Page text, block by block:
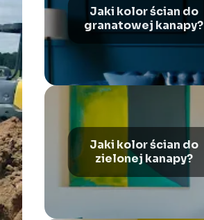
Jaki kolor ścian do
granatowej kanapy?
Jaki kolor ścian do
zielonej kanapy?